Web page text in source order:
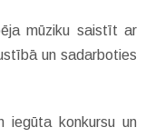
mūziku saistīt ar
un sadarboties
iegūta konkursu un